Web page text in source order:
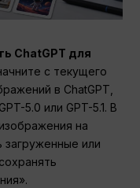
ChatGPT для
начните с текущего
в ChatGPT,
5.0 или GPT-5.1. В
на
загруженные или